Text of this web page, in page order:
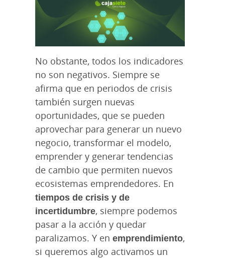
No obstante, todos los indicadores
no son negativos. Siempre se
afirma que en periodos de crisis
también surgen nuevas
oportunidades, que se pueden
aprovechar para generar un nuevo
negocio, transformar el modelo,
emprender y generar tendencias
de cambio que permiten nuevos
ecosistemas emprendedores. En
tiempos de crisis y de
incertidumbre, siempre podemos
pasar a la acción y quedar
paralizamos. Y en emprendimiento,
si queremos algo activamos un